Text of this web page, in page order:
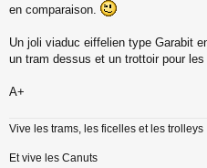
l
en comparaison.
Un joli viaduc eiffelien type Garabit
un tram dessus et un trottoir pour
A+
Vive les trams, les ficelles et les trolleys
Et vive les Canuts